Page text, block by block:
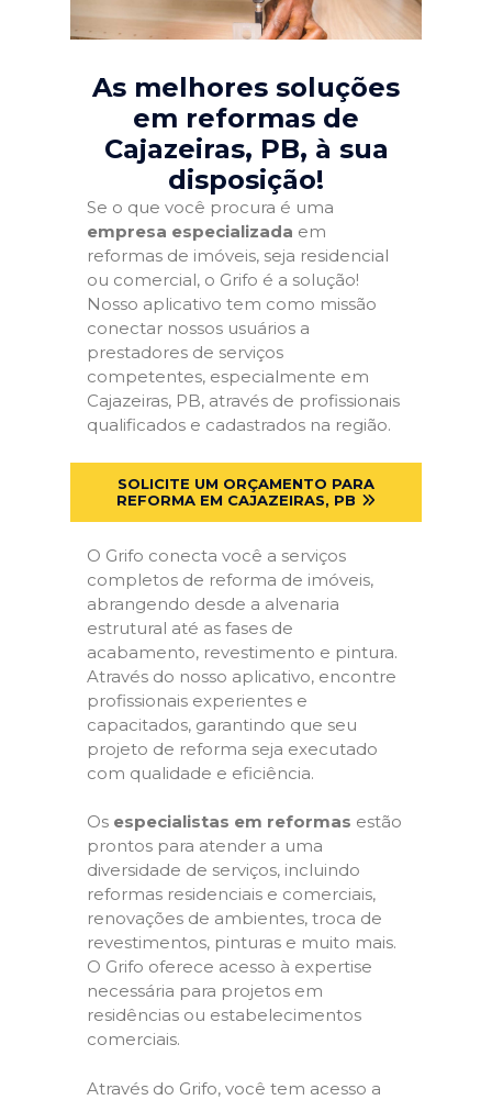
As melhores soluções
em reformas de
Cajazeiras, PB, à sua
disposição!
Se o que você procura é uma
empresa especializada em
reformas de imóveis, seja residencial
ou comercial, o Grifo é a solução!
Nosso aplicativo tem como missão
conectar nossos usuários a
prestadores de serviços
competentes, especialmente em
Cajazeiras, PB, através de profissionais
qualificados e cadastrados na região.
SOLICITE UM ORÇAMENTO PARA
REFORMA EM CAJAZEIRAS, PB
O Grifo conecta você a serviços
completos de reforma de imóveis,
abrangendo desde a alvenaria
estrutural até as fases de
acabamento, revestimento e pintura.
Através do nosso aplicativo, encontre
profissionais experientes e
capacitados, garantindo que seu
projeto de reforma seja executado
com qualidade e eficiência.
Os especialistas em reformas estão
prontos para atender a uma
diversidade de serviços, incluindo
reformas residenciais e comerciais,
renovações de ambientes, troca de
revestimentos, pinturas e muito mais.
O Grifo oferece acesso à expertise
necessária para projetos em
residências ou estabelecimentos
comerciais.
Através do Grifo, você tem acesso a